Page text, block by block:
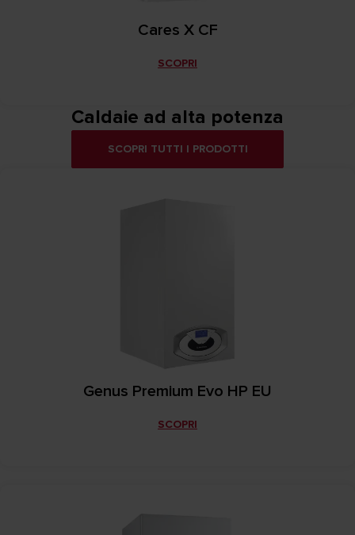
Cares X CF
SCOPRI
Caldaie ad alta potenza
SCOPRI TUTTI I PRODOTTI
Genus Premium Evo HP EU
SCOPRI